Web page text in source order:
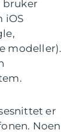
bruker
iOS
modeller).
er
Noen